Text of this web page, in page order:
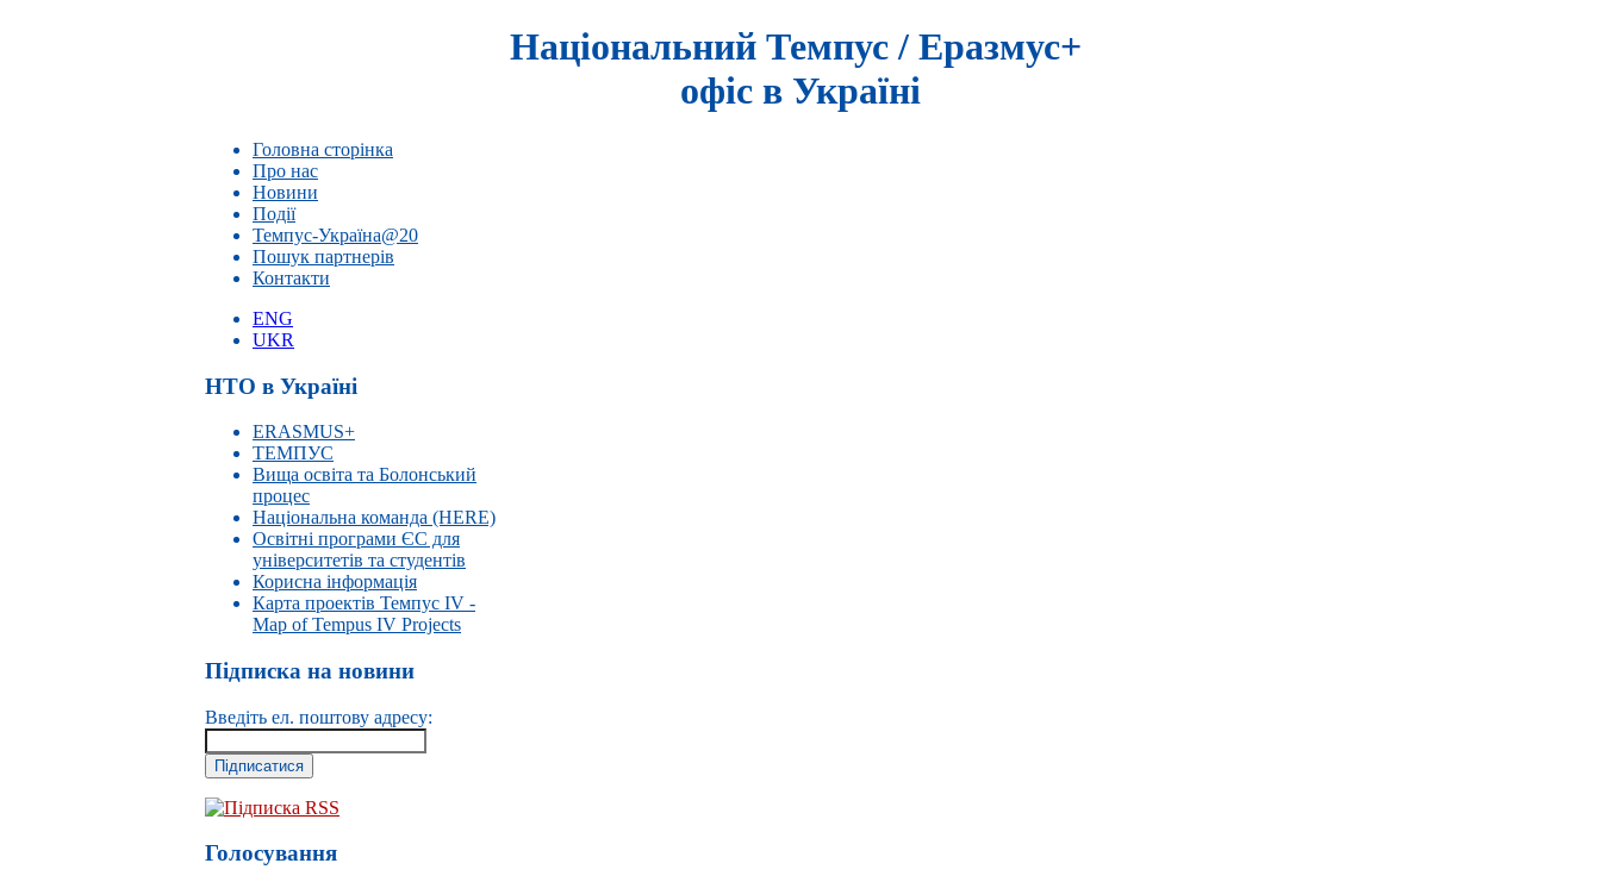
Національний Темпус / Еразмус+
офіс в Україні
Головна сторінка
Про нас
Новини
Події
Темпус-Україна@20
Пошук партнерів
Контакти
ENG
UKR
НТО в Україні
ERASMUS+
ТЕМПУС
Вища освіта та Болонський
процес
Національна команда (HERE)
Освітні програми ЄС для
університетів та студентів
Корисна інформація
Карта проектів Темпус IV -
Map of Tempus IV Projects
Підписка на новини
Введіть ел. поштову адресу:
Підписка RSS
Голосування